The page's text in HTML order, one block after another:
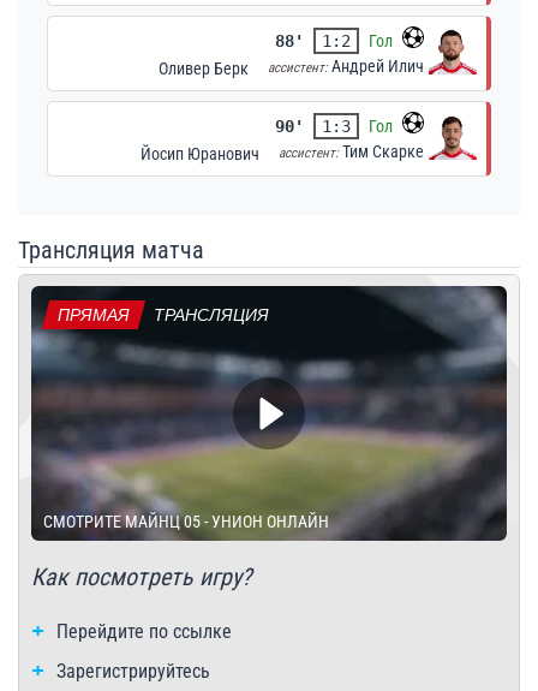
88' 1:2
Гол
Оливер Берк
ассистент:Андрей Илич
90' 1:3
Гол
Йосип Юранович
ассистент:Тим Скарке
Трансляция матча
ПРЯМАЯ ТРАНСЛЯЦИЯ
СМОТРИТЕ МАЙНЦ 05 - УНИОН ОНЛАЙН
Как посмотреть игру?
Перейдите по ссылке
Зарегистрируйтесь